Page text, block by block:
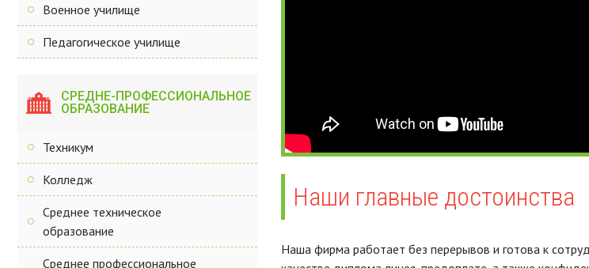
Военное училище
Педагогическое училище
СРЕДНЕ-ПРОФЕССИОНАЛЬНОЕ
ОБРАЗОВАНИЕ
Техникум
Колледж
Среднее техническое
образование
Среднее профессиональное
Наши главные достоинства
Наша фирма работает без перерывов и готова к